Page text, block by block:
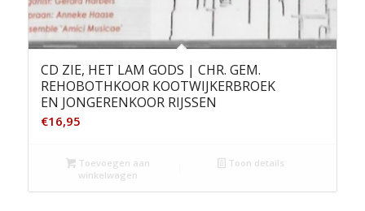
CD ZIE, HET LAM GODS | CHR. GEM.
REHOBOTHKOOR KOOTWIJKERBROEK
EN JONGERENKOOR RIJSSEN
€16,95
Toevoegen aan
winkelwagen
Toon details